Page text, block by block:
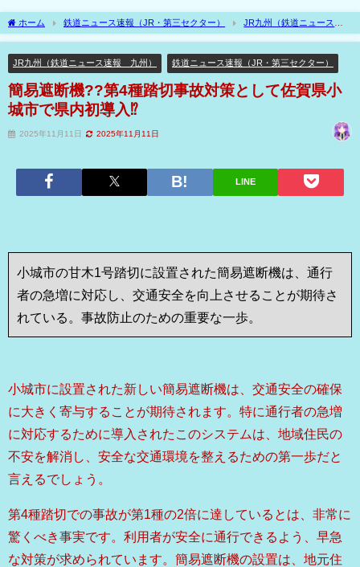
ホーム 鉄道ニュース速報（JR・第三セクター）
JR九州（鉄道ニュース速
報 九州）
簡易遮断機??第4種踏切事故対策として佐賀県小城市で県内初導入⁉
JR九州（鉄道ニュース速報 九州） 鉄道ニュース速報（JR・第三セクター）
簡易遮断機??第4種踏切事故対策として佐賀県小
城市で県内初導入⁉
2025年11月11日 2025年11月11日
LINE
小城市の甘木1号踏切に設置された簡易遮断機は、通行
者の急増に対応し、交通安全を向上させることが期待さ
れている。事故防止のための重要な一歩。
小城市に設置された新しい簡易遮断機は、交通安全の確保
に大きく寄与することが期待されます。特に通行者の急増
に対応するために導入されたこのシステムは、地域住民の
不安を解消し、安全な交通環境を整えるための第一歩だと
言えるでしょう。
第4種踏切での事故が第1種の2倍に達しているとは、非常に
驚くべき事実です。利用者が安全に通行できるよう、早急
な対策が求められています。簡易遮断機の設置は、地元住